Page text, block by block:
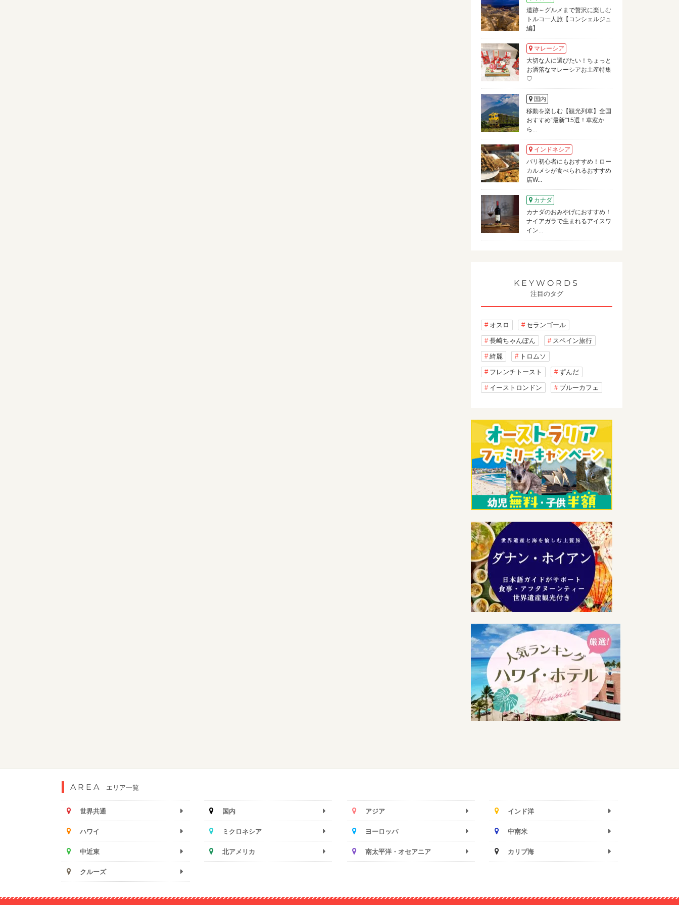
遺跡～グルメまで贅沢に楽しむ
トルコ一人旅【コンシェルジュ
編】
マレーシア
大切な人に選びたい！ちょっと
お洒落なマレーシアお土産特集
♡
国内
移動を楽しむ【観光列車】全国
おすすめ“最新”15選！車窓か
ら...
インドネシア
バリ初心者にもおすすめ！ロー
カルメシが食べられるおすすめ
店W...
カナダ
カナダのおみやげにおすすめ！
ナイアガラで生まれるアイスワ
イン...
KEYWORDS
注目のタグ
オスロ セランゴール
長崎ちゃんぽん スペイン旅行
綺麗 トロムソ
フレンチトースト ずんだ
イーストロンドン ブルーカフェ
AREA エリア一覧
世界共通 国内 アジア インド洋
ハワイ ミクロネシア ヨーロッパ 中南米
中近東 北アメリカ 南太平洋・オセアニア カリブ海
クルーズ